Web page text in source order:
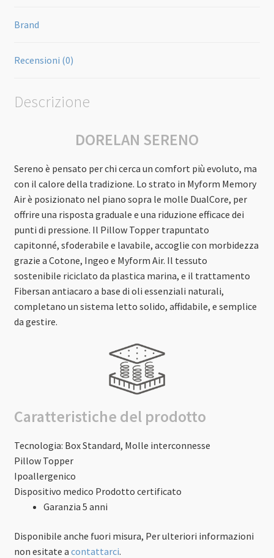
Brand
Recensioni (0)
Descrizione
DORELAN SERENO
Sereno è pensato per chi cerca un comfort più evoluto, ma
con il calore della tradizione. Lo strato in Myform Memory
Air è posizionato nel piano sopra le molle DualCore, per
offrire una risposta graduale e una riduzione efficace dei
punti di pressione. Il Pillow Topper trapuntato
capitonné, sfoderabile e lavabile, accoglie con morbidezza
grazie a Cotone, Ingeo e Myform Air. Il tessuto
sostenibile riciclato da plastica marina, e il trattamento
Fibersan antiacaro a base di oli essenziali naturali,
completano un sistema letto solido, affidabile, e semplice
da gestire.
Caratteristiche del prodotto
Tecnologia: Box Standard, Molle interconnesse
Pillow Topper
Ipoallergenico
Dispositivo medico Prodotto certificato
Garanzia 5 anni
Disponibile anche fuori misura, Per ulteriori informazioni
non esitate a contattarci.